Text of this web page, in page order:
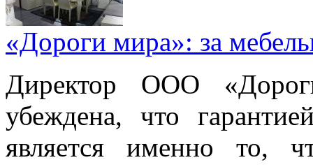
«Дороги мира»: за
Директор ООО
убеждена, что
является именно то,